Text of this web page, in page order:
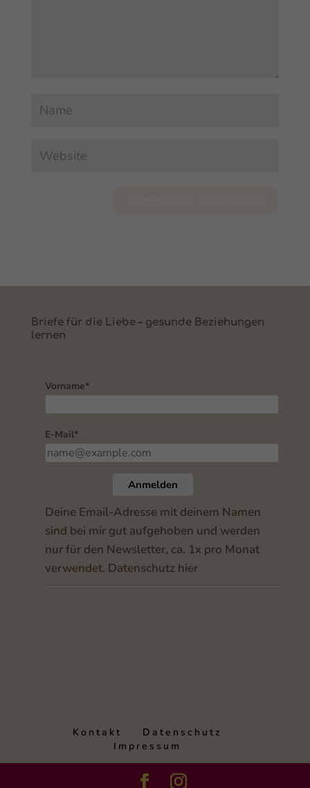
Briefe für die Liebe – gesunde Beziehungen
lernen
Vorname*
E-Mail*
Anmelden
Deine Email-Adresse mit deinem Namen
sind bei mir gut aufgehoben und werden
nur für den Newsletter, ca. 1x pro Monat
verwendet. Datenschutz hier
Kontakt
Datenschutz
Impressum